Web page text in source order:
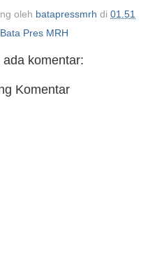
oleh batapressmrh di 01.51
Bata Pres MRH
ada komentar:
Komentar